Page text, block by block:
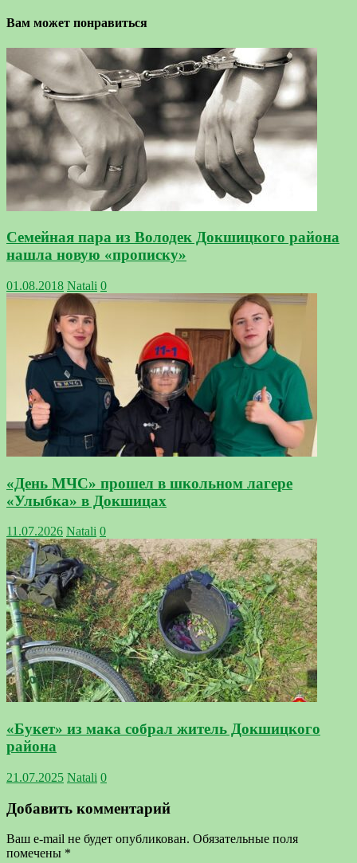
Вам может понравиться
Семейная пара из Володек Докшицкого района
нашла новую «прописку»
01.08.2018 Natali 0
«День МЧС» прошел в школьном лагере
«Улыбка» в Докшицах
11.07.2026 Natali 0
«Букет» из мака собрал житель Докшицкого
района
21.07.2025 Natali 0
Добавить комментарий
Ваш e-mail не будет опубликован. Обязательные поля
помечены *